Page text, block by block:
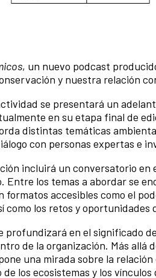
, un nuevo podcast
y nuestra relación
se presentará un
en su etapa final de
distintas temáticas
con personas expertas e
incluirá un conversatorio
Entre los temas a abordar se
formatos accesibles como el
como los retos y
profundizará en el significado
de la organización. Más allá
una mirada sobre la
los ecosistemas y los